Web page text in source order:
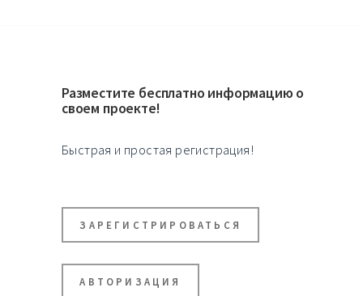
Разместите бесплатно информацию о
своем проекте!
Быстрая и простая регистрация!
ЗАРЕГИСТРИРОВАТЬСЯ
АВТОРИЗАЦИЯ